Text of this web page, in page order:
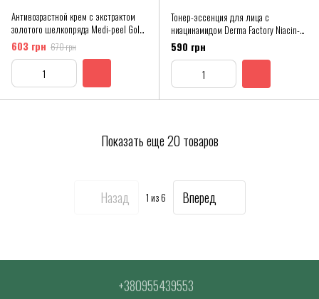
Антивозрастной крем с экстрактом
золотого шелкопряда Medi-peel Gold
Age Tox Cream, 50 мл
603 грн 670 грн
Тонер-эссенция для лица с
ниацинамидом Derma Factory Niacin-
Amide 11% Water Essence
590 грн
Показать еще 20 товаров
Назад 1из 6 Вперед
+380955439553